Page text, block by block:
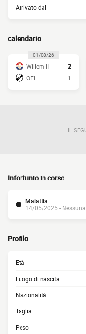
Arrivato dal
calendario
01/08/26
Willem II
2
OFI
1
IL
Infortunio in corso
Malattia
14/05/2025 -
Profilo
Età
Luogo di nascita
Nazionalità
Taglia
Peso